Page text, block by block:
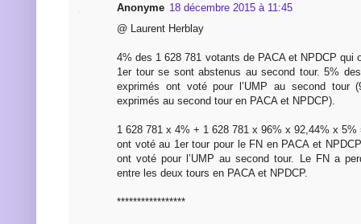
Anonyme 18 décembre 2015 à 11:45
@ Laurent Herblay
4% des 1 628 781 votants de PACA et NPDCP qui
1er tour se sont abstenus au second tour. 5%
exprimés ont voté pour l’UMP au second tour
exprimés au second tour en PACA et NPDCP).
1 628 781 x 4% + 1 628 781 x 96% x 92,44% x
ont voté au 1er tour pour le FN en PACA et
ont voté pour l’UMP au second tour. Le FN a
entre les deux tours en PACA et NPDCP.
*****************